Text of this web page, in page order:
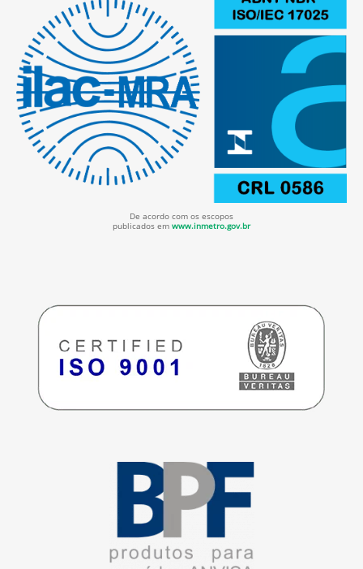
De acordo com os escopos
publicados em www.inmetro.gov.br